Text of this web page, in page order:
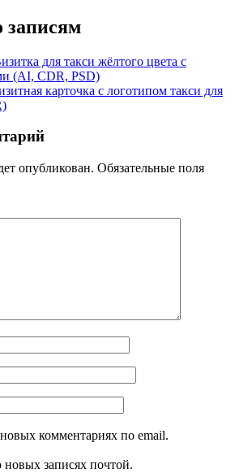
записям
для такси жёлтого цвета с
(AI, CDR, PSD)
карточка с логотипом такси для
опубликован. Обязательные поля
комментариях по email.
новых записях почтой.